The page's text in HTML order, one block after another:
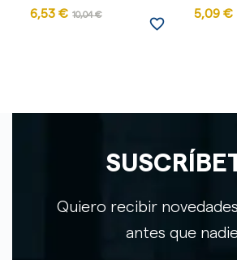
6,53 € 10,04 €
favorite_border
5,09 €
Quiero recibir
antes que